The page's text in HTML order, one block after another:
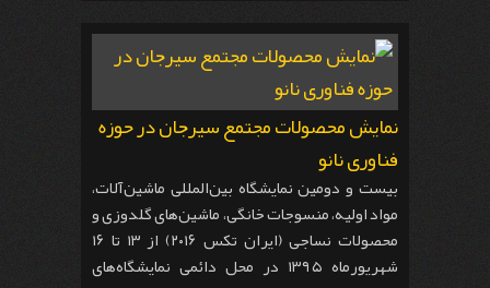
نمایش محصولات مجتمع سیرجان در حوزه
فناوری نانو
بیست و دومین نمایشگاه بین‌المللی ماشین‌آلات،
مواد اولیه، منسوجات خانگی، ماشین‌های گلدوزی و
محصولات نساجی (ایران تکس ۲۰۱۶) از ۱۳ تا ۱۶
شهریورماه ۱۳۹۵ در محل دائمی نمایشگاه‌های